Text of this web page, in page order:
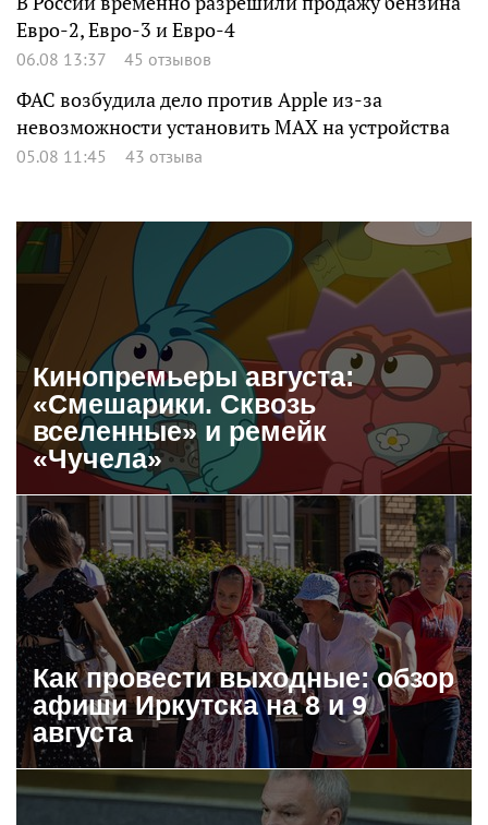
Евро-2, Евро-3 и Евро-4
06.08 13:37 45 отзывов
ФАС возбудила дело против Apple из-за
невозможности установить MAX на устройства
05.08 11:45 43 отзыва
Кинопремьеры августа:
«Смешарики. Сквозь
вселенные» и ремейк
«Чучела»
Как провести выходные: обзор
афиши Иркутска на 8 и 9
августа